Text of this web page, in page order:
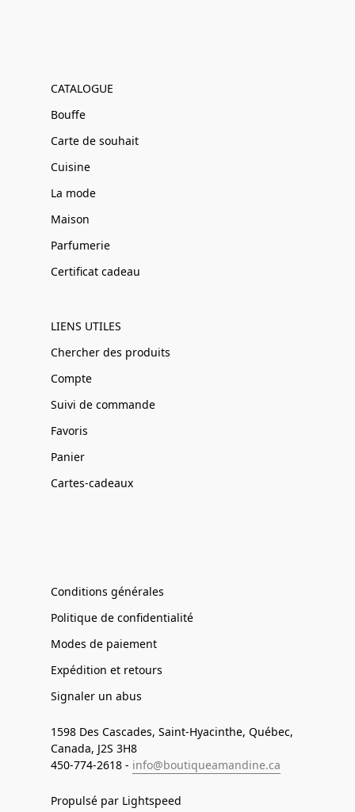
CATALOGUE
Bouffe
Carte de souhait
Cuisine
La mode
Maison
Parfumerie
Certificat cadeau
LIENS UTILES
Chercher des produits
Compte
Suivi de commande
Favoris
Panier
Cartes-cadeaux
Conditions générales
Politique de confidentialité
Modes de paiement
Expédition et retours
Signaler un abus
1598 Des Cascades, Saint-Hyacinthe, Québec,
Canada, J2S 3H8
450-774-2618 - info@boutiqueamandine.ca
Propulsé par Lightspeed